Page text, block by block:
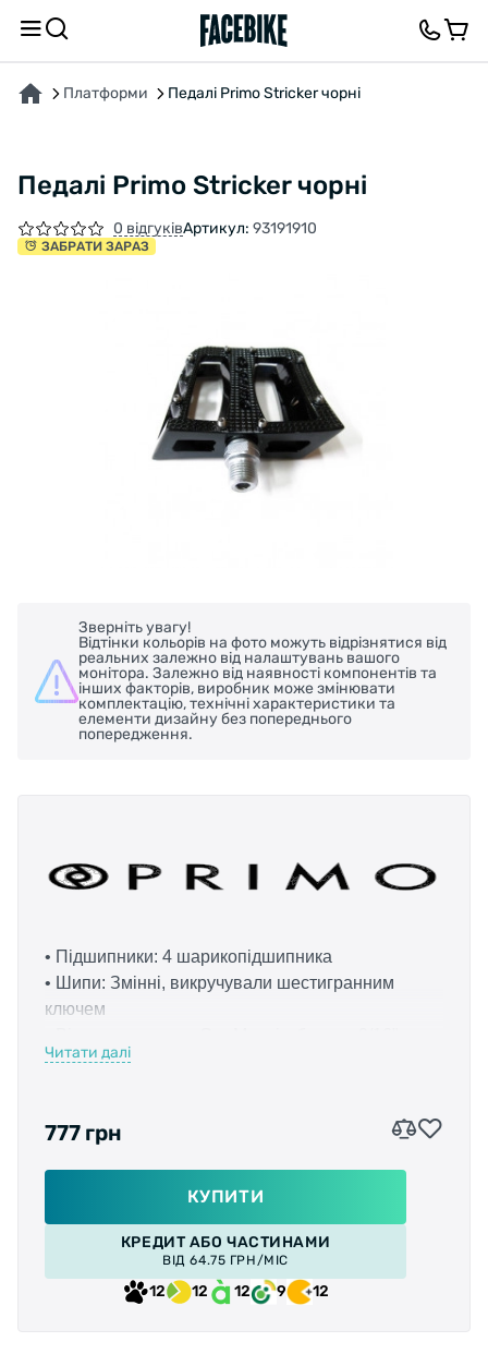
Платформи Педалі Primo Stricker чорні
Педалі Primo Stricker чорні
0 відгуківАртикул: 93191910
ЗАБРАТИ ЗАРАЗ
Зверніть увагу!
Відтінки кольорів на фото можуть відрізнятися від
реальних залежно від налаштувань вашого
монітора. Залежно від наявності компонентів та
інших факторів, виробник може змінювати
комплектацію, технічні характеристики та
елементи дизайну без попереднього
попередження.
• Підшипники: 4 шарикопідшипника
• Шипи: Змінні, викручували шестигранним
ключем
• Колір: білий, чорний
Читати далі
777 грн
КУПИТИ
КРЕДИТ АБО ЧАСТИНАМИ
ВІД 64.75 ГРН/МІС
12 12 12 9 12
ПРО ТОВАР ХАРАКТЕРИСТИКИОПИС ВІДГУКИ ТА ЗАПИТАННЯ